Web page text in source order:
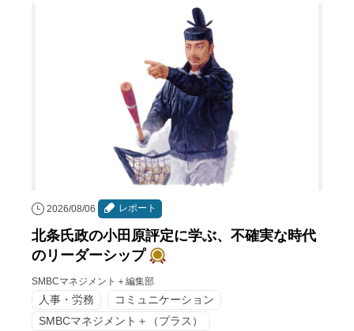
2026/08/06 レポート
北条氏政の小田原評定に学ぶ、不確実な時代
のリーダーシップ
SMBCマネジメント＋編集部
人事・労務
コミュニケーション
SMBCマネジメント＋（プラス）